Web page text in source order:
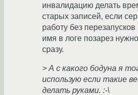
инвалидацию делать
старых записей, если
работу без
имя в логе позарез
сразу.
> А с какого бодуна я
использую если такие
делать руками. :-\